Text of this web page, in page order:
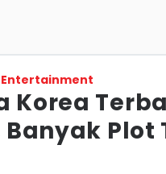
Entertainment
Korea
Plot